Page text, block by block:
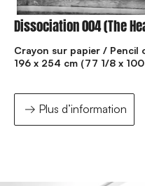
Dissociation 004 (The
Crayon sur papier / Pencil
196 x 254 cm (77 1/8 x
Plus d’information